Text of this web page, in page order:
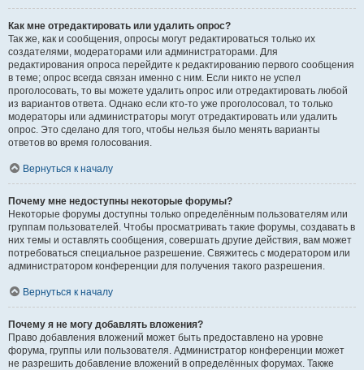
Как мне отредактировать или удалить опрос?
Так же, как и сообщения, опросы могут редактироваться только их
создателями, модераторами или администраторами. Для
редактирования опроса перейдите к редактированию первого сообщения
в теме; опрос всегда связан именно с ним. Если никто не успел
проголосовать, то вы можете удалить опрос или отредактировать любой
из вариантов ответа. Однако если кто-то уже проголосовал, то только
модераторы или администраторы могут отредактировать или удалить
опрос. Это сделано для того, чтобы нельзя было менять варианты
ответов во время голосования.
Вернуться к началу
Почему мне недоступны некоторые форумы?
Некоторые форумы доступны только определённым пользователям или
группам пользователей. Чтобы просматривать такие форумы, создавать в
них темы и оставлять сообщения, совершать другие действия, вам может
потребоваться специальное разрешение. Свяжитесь с модератором или
администратором конференции для получения такого разрешения.
Вернуться к началу
Почему я не могу добавлять вложения?
Право добавления вложений может быть предоставлено на уровне
форума, группы или пользователя. Администратор конференции может
не разрешить добавление вложений в определённых форумах. Также